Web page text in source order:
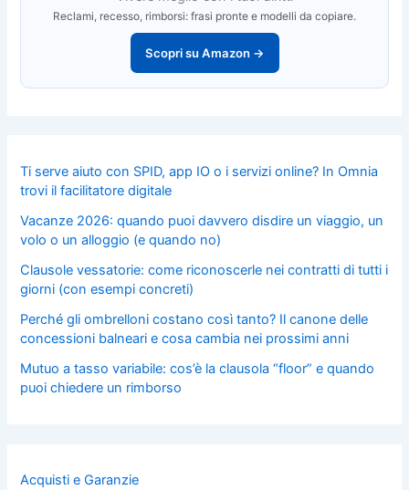
Reclami, recesso, rimborsi: frasi pronte e modelli da copiare.
Scopri su Amazon →
Ti serve aiuto con SPID, app IO o i servizi online? In Omnia
trovi il facilitatore digitale
Vacanze 2026: quando puoi davvero disdire un viaggio, un
volo o un alloggio (e quando no)
Clausole vessatorie: come riconoscerle nei contratti di tutti i
giorni (con esempi concreti)
Perché gli ombrelloni costano così tanto? Il canone delle
concessioni balneari e cosa cambia nei prossimi anni
Mutuo a tasso variabile: cos’è la clausola “floor” e quando
puoi chiedere un rimborso
Acquisti e Garanzie